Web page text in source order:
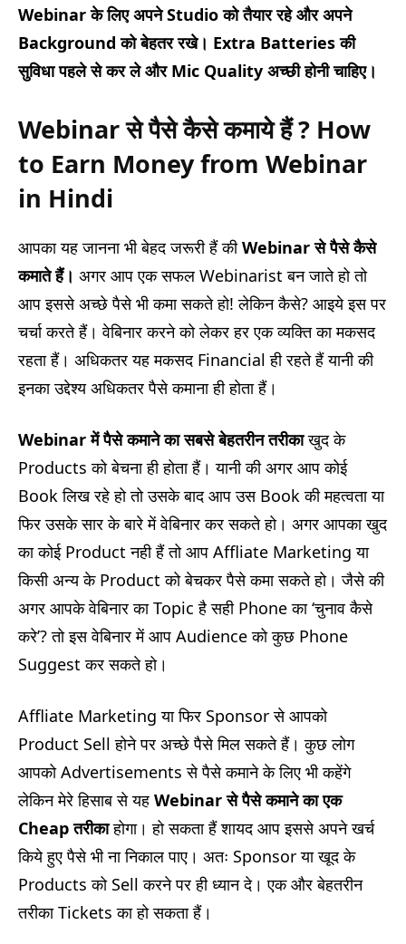
Webinarके लिए अपनेStudioको तैयार रहे और अपने
Backgroundको बेहतर रखे। Extra Batteriesकी
सुविधा पहले से कर ले और Mic Quality अच्छी होनी चाहिए।
Webinar से पैसे कैसे कमाये हैं ? How
to Earn Money from Webinar
in Hindi
आपका यह जानना भी बेहद जरूरी हैं कीWebinarसे पैसे कैसे
कमाते हैं। अगर आप एक सफल Webinarist बन जाते हो तो
आप इससे अच्छे पैसे भी कमा सकते हो! लेकिन कैसे? आइये इस पर
चर्चा करते हैं। वेबिनार करने को लेकर हर एक व्यक्ति का मकसद
रहता हैं। अधिकतर यह मकसद Financial ही रहते हैं यानी की
इनका उद्देश्य अधिकतर पैसे कमाना ही होता हैं।
Webinarमें पैसे कमाने का सबसे बेहतरीन तरीकाखुद के
Products को बेचना ही होता हैं। यानी की अगर आप कोई
Book लिख रहे हो तो उसके बाद आप उस Book की महत्वता या
फिर उसके सार के बारे में वेबिनार कर सकते हो। अगर आपका खुद
का कोई Product नही हैं तो आप Affliate Marketing या
किसी अन्य के Product को बेचकर पैसे कमा सकते हो। जैसे की
अगर आपके वेबिनार का Topic है सही Phone का ‘चुनाव कैसे
करे’? तो इस वेबिनार में आप Audience को कुछ Phone
Suggest कर सकते हो।
Affliate Marketing या फिर Sponsor से आपको
Product Sell होने पर अच्छे पैसे मिल सकते हैं। कुछ लोग
आपको Advertisements से पैसे कमाने के लिए भी कहेंगे
लेकिन मेरे हिसाब से यह Webinarसे पैसे कमाने का एक
Cheapतरीकाहोगा। हो सकता हैं शायद आप इससे अपने खर्च
किये हुए पैसे भी ना निकाल पाए। अतः Sponsor या खूद के
Products को Sell करने पर ही ध्यान दे। एक और बेहतरीन
तरीका Tickets का हो सकता हैं।